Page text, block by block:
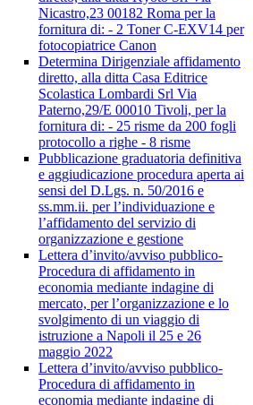
Nicastro,23 00182 Roma per la
fornitura di: - 2 Toner C-EXV14 per
fotocopiatrice Canon
Determina Dirigenziale affidamento
diretto, alla ditta Casa Editrice
Scolastica Lombardi Srl Via
Paterno,29/E 00010 Tivoli, per la
fornitura di: - 25 risme da 200 fogli
protocollo a righe - 8 risme
Pubblicazione graduatoria definitiva
e aggiudicazione procedura aperta ai
sensi del D.Lgs. n. 50/2016 e
ss.mm.ii. per l’individuazione e
l’affidamento del servizio di
organizzazione e gestione
Lettera d’invito/avviso pubblico-
Procedura di affidamento in
economia mediante indagine di
mercato, per l’organizzazione e lo
svolgimento di un viaggio di
istruzione a Napoli il 25 e 26
maggio 2022
Lettera d’invito/avviso pubblico-
Procedura di affidamento in
economia mediante indagine di